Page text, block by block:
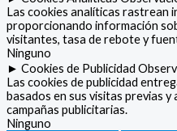
Las cookies analíticas rastrean
proporcionando información
visitantes, tasa de rebote y
Ninguno
► Cookies de Publicidad
Las cookies de publicidad
basados en sus visitas previas y
campañas publicitarias.
Ninguno